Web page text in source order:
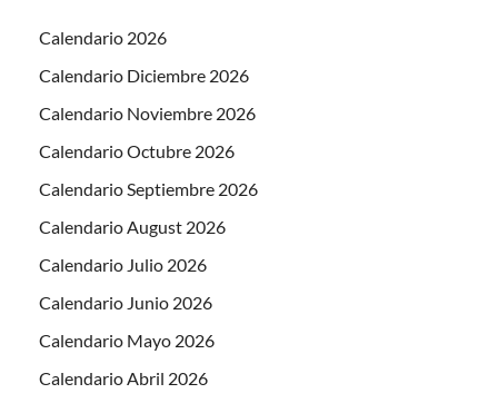
Calendario 2026
Calendario Diciembre 2026
Calendario Noviembre 2026
Calendario Octubre 2026
Calendario Septiembre 2026
Calendario August 2026
Calendario Julio 2026
Calendario Junio 2026
Calendario Mayo 2026
Calendario Abril 2026